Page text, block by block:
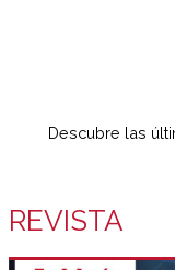
Descubre las
REVISTA